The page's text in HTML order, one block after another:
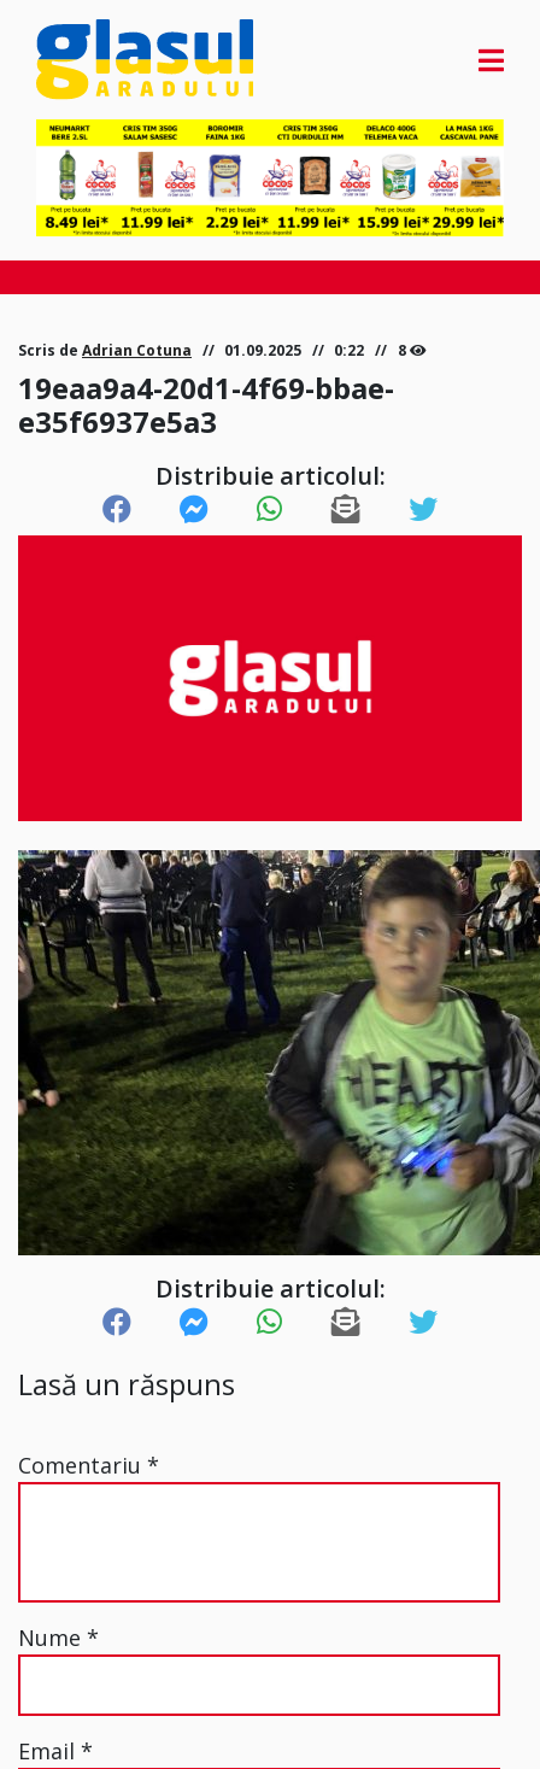
Scris de Adrian Cotuna 01.09.2025 0:22 8
19eaa9a4-20d1-4f69-bbae-
e35f6937e5a3
Distribuie articolul:
Distribuie articolul:
Lasă un răspuns
Comentariu *
Nume *
Email *